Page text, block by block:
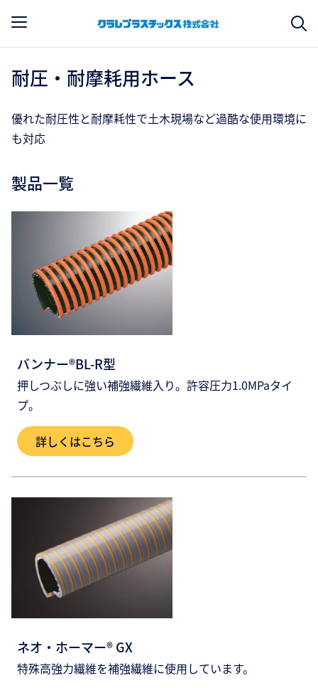
耐圧・耐摩耗用ホース
優れた耐圧性と耐摩耗性で土木現場など過酷な使用環境に
も対応
製品一覧
バンナー®BL-R型
押しつぶしに強い補強繊維入り。許容圧力1.0MPaタイ
プ。
詳しくはこちら
ネオ・ホーマー® GX
特殊高強力繊維を補強繊維に使用しています。